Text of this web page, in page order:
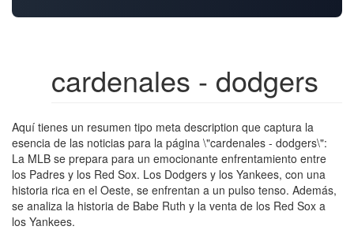
cardenales - dodgers
Aquí tienes un resumen tipo meta description que captura la
esencia de las noticias para la página \"cardenales - dodgers\":
La MLB se prepara para un emocionante enfrentamiento entre
los Padres y los Red Sox. Los Dodgers y los Yankees, con una
historia rica en el Oeste, se enfrentan a un pulso tenso. Además,
se analiza la historia de Babe Ruth y la venta de los Red Sox a
los Yankees.